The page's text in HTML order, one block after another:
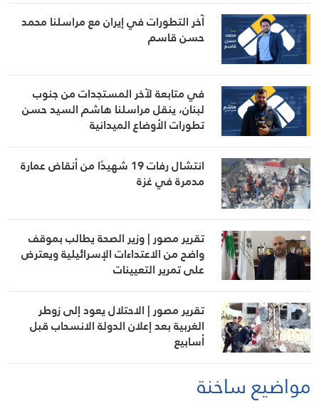
آخر التطورات في إيران مع مراسلنا محمد
حسن قاسم
في متابعة لآخر المستجدات من جنوب
لبنان، ينقل مراسلنا هاشم السيد حسن
تطورات الأوضاع الميدانية
انتشال رفات 19 شهيدًا من أنقاض عمارة
مدمرة في غزة
تقرير مصور | وزير الصحة يطالب بموقف
واضح من الاعتداءات الإسرائيلية ويعترض
على تمرير التعيينات
تقرير مصور | الاحتلال يعود إلى زوطر
الغربية بعد إعلان الدولة الانسحاب قبل
أسابيع
مواضيع ساخنة